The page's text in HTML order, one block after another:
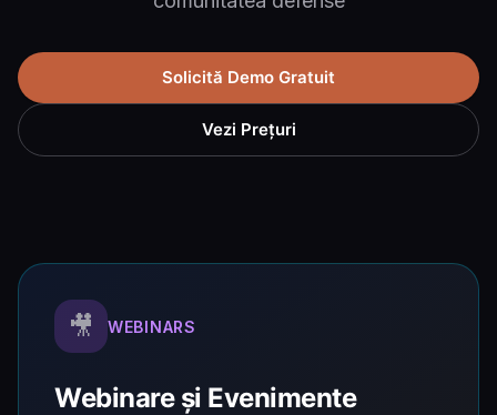
Solicită Demo Gratuit
Vezi Prețuri
🎥 WEBINARS
Webinare și Evenimente